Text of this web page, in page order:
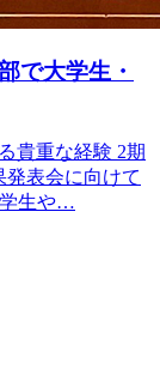
で大学生・
貴重な経験 2期
発表会に向けて
学生や…